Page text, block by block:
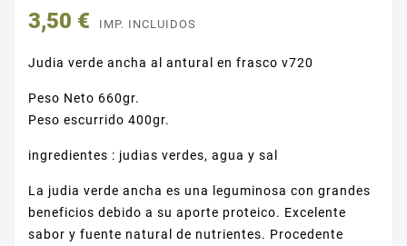
3,50 € IMP. INCLUIDOS
Judia verde ancha al antural en frasco v720
Peso Neto 660gr.
Peso escurrido 400gr.
ingredientes : judias verdes, agua y sal
La judia verde ancha es una leguminosa con grandes
beneficios debido a su aporte proteico. Excelente
sabor y fuente natural de nutrientes. Procedente